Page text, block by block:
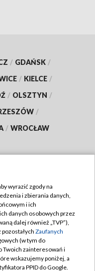
/ GDAŃSK /
/ KIELCE /
/ OLSZTYN /
/
/ WROCŁAW
wyrazić zgody na
i zbierania danych,
i ich
danych osobowych przez
dalej również „TVP”),
pozostałych Zaufanych
(w tym do
Twoich zainteresowań i
wskazujemy poniżej, a
PPID do Google.